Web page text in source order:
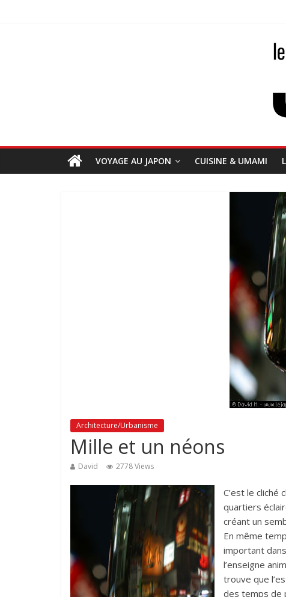
VOYAGE AU JAPON CUISINE & UMAMI
Architecture/Urbanisme
Mille et un néons
David 2778 Views
C’est le cliché
quartiers
créant un
En même
important
l’enseigne
trouve que
des temps de